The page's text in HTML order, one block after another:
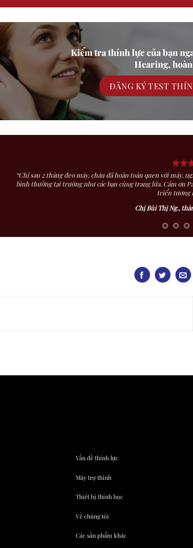
Kiểm tra thính lực của bạn
Hearing,
ĐĂNG KÝ TEST
“Chỉ sau 2 tháng đeo máy, cháu đã hoàn toàn quen với máy,
bình thường tại trường như các bạn cùng trang lứa. Cảm ơn
triển tương
Chị Bùi Thị Ng.,
Vấn đề thính lực
Máy trợ thính
Thiết bị thính học
Về chúng tôi
Các sản phẩm khác